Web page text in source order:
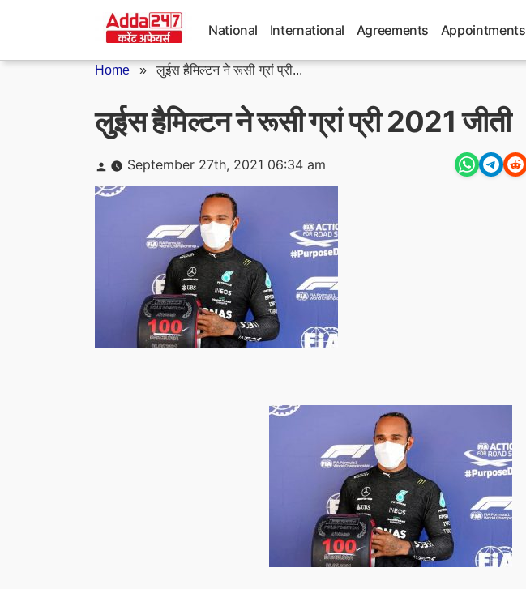
National International Agreements Appointments
Home »लुईस हैमिल्टन ने रूसी ग्रां प्री...
लुईस हैमिल्टन ने रूसी ग्रां प्री 2021 जीती
Posted
by
September 27th, 2021 06:34 am